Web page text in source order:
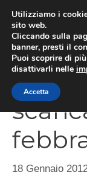
contenuto
Mass
18 Gennaio
Utilizziamo i
sito web.
Cliccando sulla
banner, presti il
Puoi scoprire di
disattivarli nelle
Accetta